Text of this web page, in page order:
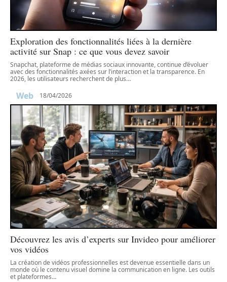
Exploration des fonctionnalités liées à la dernière
activité sur Snap : ce que vous devez savoir
Snapchat, plateforme de médias sociaux innovante, continue d’évoluer
avec des fonctionnalités axées sur l’interaction et la transparence. En
2026, les utilisateurs recherchent de plus…
Web 18/04/2026
Découvrez les avis d’experts sur Invideo pour améliorer
vos vidéos
La création de vidéos professionnelles est devenue essentielle dans un
monde où le contenu visuel domine la communication en ligne. Les outils
et plateformes…